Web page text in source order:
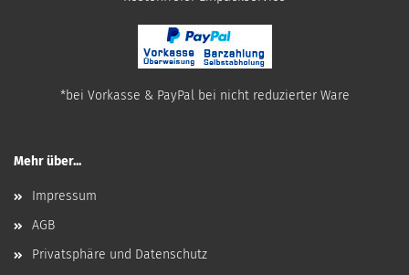
*bei Vorkasse & PayPal bei nicht reduzierter Ware
Mehr über...
Impressum
AGB
Privatsphäre und Datenschutz